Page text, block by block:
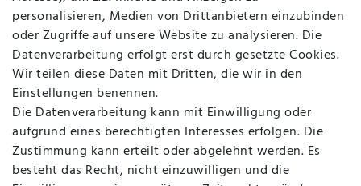
FAQ
Batterieentsorgung
Altölverordnung
Impressum
BEQUEM UND SICHER BEZAHLEN MIT
personalisieren, Medien von Drittanbietern einzubinden
oder Zugriffe auf unsere Website zu analysieren. Die
Datenverarbeitung erfolgt erst durch gesetzte Cookies.
Wir teilen diese Daten mit Dritten, die wir in den
Einstellungen benennen.
Die Datenverarbeitung kann mit Einwilligung oder
aufgrund eines berechtigten Interesses erfolgen. Die
Zustimmung kann erteilt oder abgelehnt werden. Es
besteht das Recht, nicht einzuwilligen und die